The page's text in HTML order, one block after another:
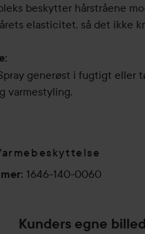
beskytter hårstråene
elasticitet, så det ikke
generøst i fugtigt eller
varmestyling.
: 1646-140-0060
Kunders egne